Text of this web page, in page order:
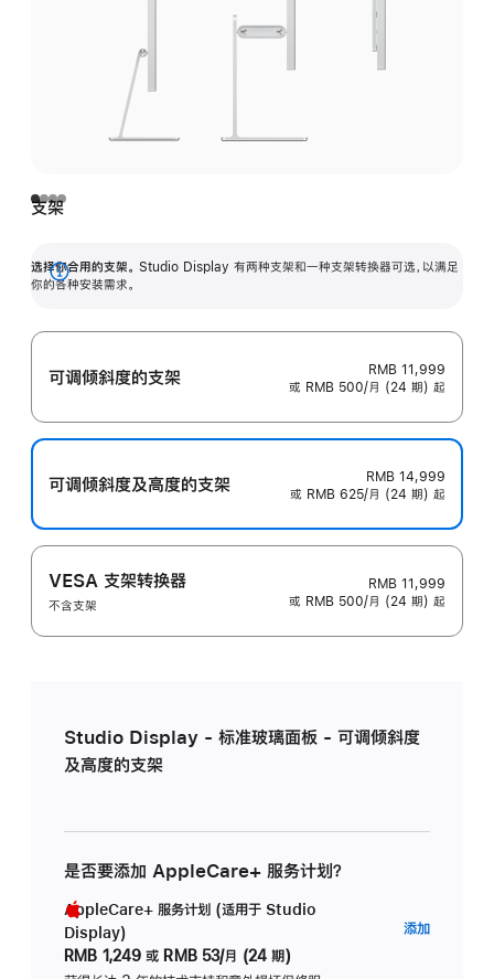
支架
选择你合用的支架。 Studio Display 有两种支架和一种支架转换器可选，以满足
你的各种安装需求。
展
可调倾斜度的支架
RMB 11,999
或 RMB 500/月 (24 期) 起
可调倾斜度及高‍度的支‍架
RMB 14,999
或 RMB 625/月 (24 期) 起
VESA 支架转换器
不含支架
RMB 11,999
或 RMB 500/月 (24 期) 起
Studio Display - 标准玻璃面板 - 可调倾斜度
及高度的支架
是否要添加 AppleCare+ 服务计划？
AppleCare+ 服务计划 (适用于 Studio
Display)
RMB 1,249 或 RMB 53/月 (24 期)
添加